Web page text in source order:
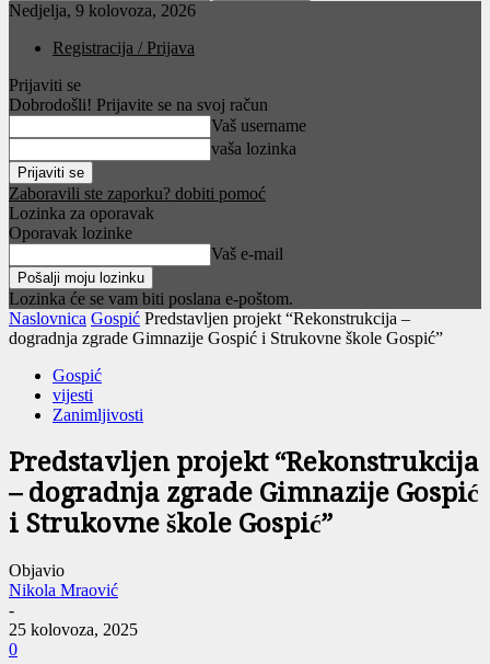
Nedjelja, 9 kolovoza, 2026
Registracija / Prijava
Prijaviti se
Dobrodošli! Prijavite se na svoj račun
Vaš username
vaša lozinka
Zaboravili ste zaporku? dobiti pomoć
Lozinka za oporavak
Oporavak lozinke
Vaš e-mail
Lozinka će se vam biti poslana e-poštom.
Naslovnica Gospić Predstavljen projekt “Rekonstrukcija –
dogradnja zgrade Gimnazije Gospić i Strukovne škole Gospić”
Gospić
vijesti
Zanimljivosti
Predstavljen projekt “Rekonstrukcija
– dogradnja zgrade Gimnazije Gospić
i Strukovne škole Gospić”
Objavio
Nikola Mraović
-
25 kolovoza, 2025
0